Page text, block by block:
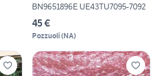
BN9651896E UE43TU7095-7092
45 €
Pozzuoli(NA)